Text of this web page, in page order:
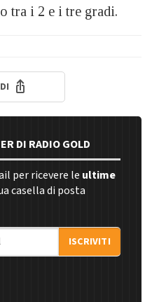
tra i 2 e i tre gradi.
DI RADIO GOLD
per ricevere le ultime
casella di posta
ISCRIVITI